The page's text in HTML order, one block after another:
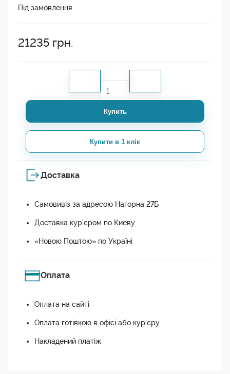
Під замовлення
21235 грн.
Купить
Купити в 1 клік
Доставка
Самовивіз за адресою Нагорна 27Б
Доставка кур'єром по Киеву
«Новою Поштою» по Україні
Оплата
Оплата на сайті
Оплата готівкою в офісі або кур'єру
Накладений платіж